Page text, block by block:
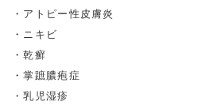
アトピー性⽪膚炎
ニキビ
乾癬
掌蹠膿疱症
乳児湿疹